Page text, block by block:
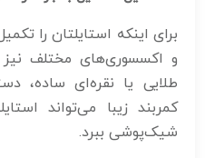
برای اینکه استایلتان را
و اکسسوری‌های مختلف نیز
طلایی یا نقره‌ای
کمربند زیبا می‌تواند
شیک‌پوشی ببرد.